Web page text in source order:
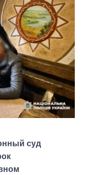
суд